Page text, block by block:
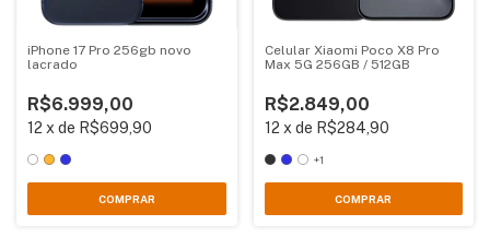
iPhone 17 Pro 256gb novo
lacrado
R$6.999,00
12 x de R$699,90
COMPRAR
Celular Xiaomi Poco X8 Pro
Max 5G 256GB / 512GB
R$2.849,00
12 x de R$284,90
+1
COMPRAR